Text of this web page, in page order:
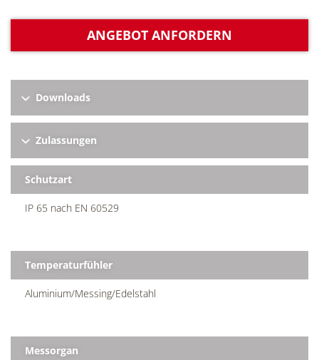
ANGEBOT ANFORDERN
Downloads
Zulassungen
Schutzart
IP 65 nach EN 60529
Temperaturfühler
Aluminium/Messing/Edelstahl
Messorgan